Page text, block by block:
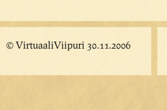
© VirtuaaliViipuri 30.11.2006